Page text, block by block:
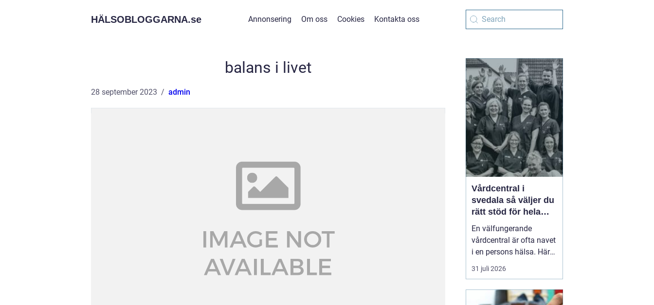
HÄLSOBLOGGARNA.se Annonsering Om oss Cookies Kontakta oss
balans i livet
28 september 2023 admin
Vårdcentral i
svedala så väljer du
rätt stöd för hela
livet
En välfungerande
vårdcentral är ofta navet
i en persons hälsa. Här
får människor hjälp med
allt från förkylningar och
sjukdomar, psykisk
31 juli 2026